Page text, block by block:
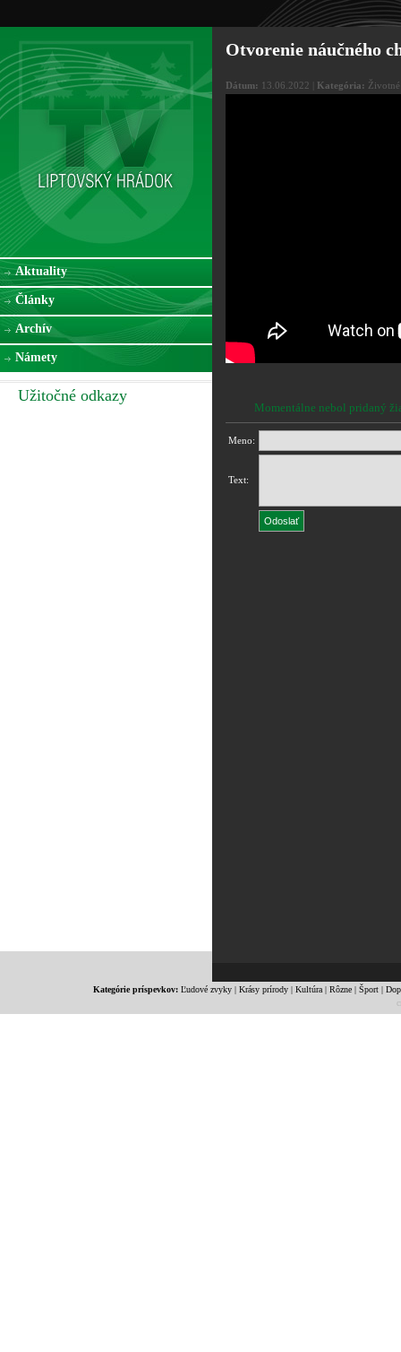
Aktuality
Články
Archív
Námety
Užitočné odkazy
Otvorenie náučného
Dátum: 13.06.2022 | Kategória:
Momentálne nebol pridaný
Meno:
Text:
Kategórie príspevkov: Ľudové zvyky| Krásy prírody| Kultúra| Rôzne| Šport|